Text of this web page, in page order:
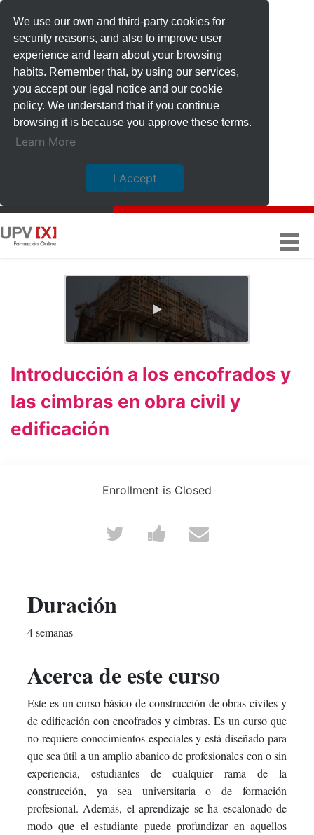
We use our own and third-party cookies for
security reasons, and also to improve user
experience and learn about your browsing
habits. Remember that, by using our services,
you accept our legal notice and our cookie
policy. We understand that if you continue
browsing it is because you approve these terms.
Learn More
I Accept
Introducción a los encofrados y
las cimbras en obra civil y
edificación
Enrollment is Closed
Tweet
that
this
course
Post
a
say
you've
enrolled
in
this
course
Email
someone
enrolled
in
this
course
Duración
4 semanas
Acerca de este curso
Este es un curso básico de construcción de obras civiles y
de edificación con encofrados y cimbras. Es un curso que
no requiere conocimientos especiales y está diseñado para
que sea útil a un amplio abanico de profesionales con o sin
experiencia, estudiantes de cualquier rama de la
construcción, ya sea universitaria o de formación
profesional. Además, el aprendizaje se ha escalonado de
modo que el estudiante puede profundizar en aquellos